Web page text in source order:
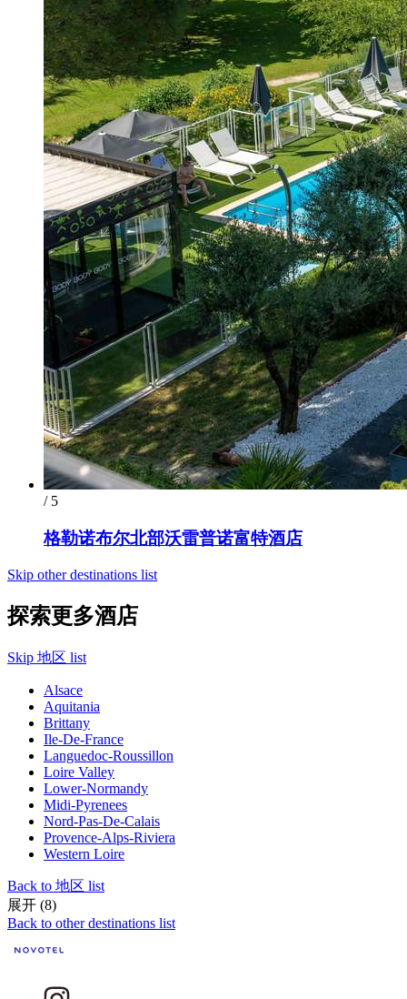
/ 5
格勒诺布尔北部沃雷普诺富特酒店
Skip other destinations list
探索更多酒店
Skip 地区 list
Alsace
Aquitania
Brittany
Ile-De-France
Languedoc-Roussillon
Loire Valley
Lower-Normandy
Midi-Pyrenees
Nord-Pas-De-Calais
Provence-Alps-Riviera
Western Loire
Back to 地区 list
展开 (8)
Back to other destinations list